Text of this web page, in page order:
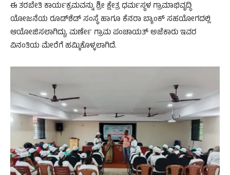
ಈ ತರಬೇತಿ ಕಾರ್ಯಕ್ರಮವನ್ನು ಶ್ರೀ ಕ್ಷೇತ್ರ ಧರ್ಮಸ್ಥಳ ಗ್ರಾಮಾಭಿವೃದ್ಧಿ
ಯೋಜನೆಯ ರೂಡ್‌ಶೆಡ್ ಸಂಸ್ಥೆ ಹಾಗೂ ಕೆನರಾ ಬ್ಯಾಂಕ್‌ ಸಹಯೋಗದಲ್ಲಿ
ಆಯೋಜಿಸಲಾಗಿದ್ದು, ಮರ್ಣೇ ಗ್ರಾಮ ಪಂಚಾಯತ್ ಅಜೆಕಾರು ಇವರ
ವಿನಂತಿಯ ಮೇರೆಗೆ ಹಮ್ಮಿಕೊಳ್ಳಲಾಗಿದೆ.